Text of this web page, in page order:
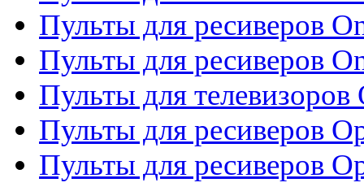
Пульты для ресиверов
Пульты для ресиверов
Пульты для телевизоров
Пульты для ресиверов
Пульты для ресиверов